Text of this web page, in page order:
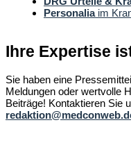
Personaliaim
Ihre Expertise
Sie haben eine
Meldungen oder wertvolle
Beiträge! Kontaktieren Sie